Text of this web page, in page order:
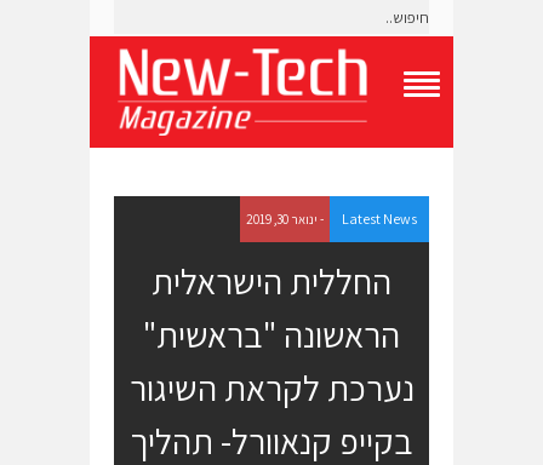
g
l
e
N
Latest News - ינואר 30, 2019
החללית הישראלית
הראשונה "בראשית"
נערכת לקראת השיגור
בקייפ קנאוורל- תהליך